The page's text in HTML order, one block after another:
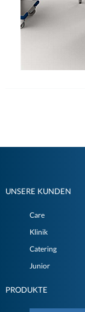
UNSERE KUNDEN
Care
Klinik
Catering
Junior
PRODUKTE